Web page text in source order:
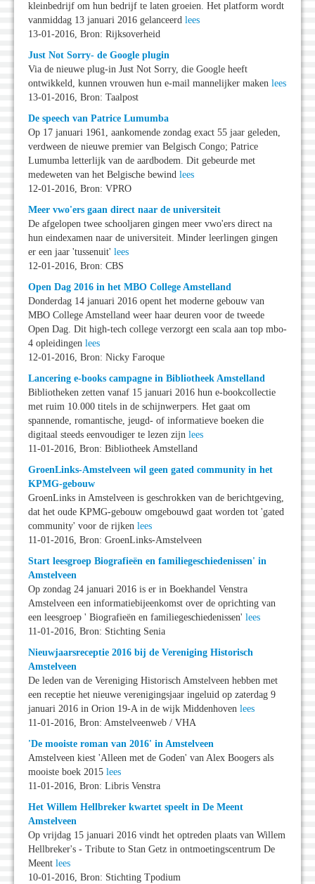
kleinbedrijf om hun bedrijf te laten groeien. Het platform wordt
vanmiddag 13 januari 2016 gelanceerd lees
13-01-2016, Bron: Rijksoverheid
Just Not Sorry- de Google plugin
Via de nieuwe plug-in Just Not Sorry, die Google heeft
ontwikkeld, kunnen vrouwen hun e-mail mannelijker maken lees
13-01-2016, Bron: Taalpost
De speech van Patrice Lumumba
Op 17 januari 1961, aankomende zondag exact 55 jaar geleden,
verdween de nieuwe premier van Belgisch Congo; Patrice
Lumumba letterlijk van de aardbodem. Dit gebeurde met
medeweten van het Belgische bewind lees
12-01-2016, Bron: VPRO
Meer vwo'ers gaan direct naar de universiteit
De afgelopen twee schooljaren gingen meer vwo'ers direct na
hun eindexamen naar de universiteit. Minder leerlingen gingen
er een jaar 'tussenuit' lees
12-01-2016, Bron: CBS
Open Dag 2016 in het MBO College Amstelland
Donderdag 14 januari 2016 opent het moderne gebouw van
MBO College Amstelland weer haar deuren voor de tweede
Open Dag. Dit high-tech college verzorgt een scala aan top mbo-
4 opleidingen lees
12-01-2016, Bron: Nicky Faroque
Lancering e-books campagne in Bibliotheek Amstelland
Bibliotheken zetten vanaf 15 januari 2016 hun e-bookcollectie
met ruim 10.000 titels in de schijnwerpers. Het gaat om
spannende, romantische, jeugd- of informatieve boeken die
digitaal steeds eenvoudiger te lezen zijn lees
11-01-2016, Bron: Bibliotheek Amstelland
GroenLinks-Amstelveen wil geen gated community in het
KPMG-gebouw
GroenLinks in Amstelveen is geschrokken van de berichtgeving,
dat het oude KPMG-gebouw omgebouwd gaat worden tot 'gated
community' voor de rijken lees
11-01-2016, Bron: GroenLinks-Amstelveen
Start leesgroep Biografieën en familiegeschiedenissen' in
Amstelveen
Op zondag 24 januari 2016 is er in Boekhandel Venstra
Amstelveen een informatiebijeenkomst over de oprichting van
een leesgroep ' Biografieën en familiegeschiedenissen' lees
11-01-2016, Bron: Stichting Senia
Nieuwjaarsreceptie 2016 bij de Vereniging Historisch
Amstelveen
De leden van de Vereniging Historisch Amstelveen hebben met
een receptie het nieuwe verenigingsjaar ingeluid op zaterdag 9
januari 2016 in Orion 19-A in de wijk Middenhoven lees
11-01-2016, Bron: Amstelveenweb / VHA
'De mooiste roman van 2016' in Amstelveen
Amstelveen kiest 'Alleen met de Goden' van Alex Boogers als
mooiste boek 2015 lees
11-01-2016, Bron: Libris Venstra
Het Willem Hellbreker kwartet speelt in De Meent
Amstelveen
Op vrijdag 15 januari 2016 vindt het optreden plaats van Willem
Hellbreker's - Tribute to Stan Getz in ontmoetingscentrum De
Meent lees
10-01-2016, Bron: Stichting Tpodium